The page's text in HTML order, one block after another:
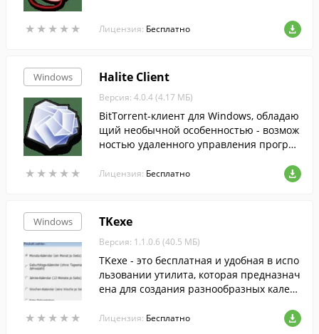
★ ★ ★ ★ ★
★ ★ ★ ★ ★ Лицензия: Бесплатно
Windows
★ ★ ★ ★ ★
★ ★ ★ ★ ★
Halite Client
Версия: 4.0.4 (4.17 МБ)
BitTorrent-клиент для Windows, обладаю
щий необычной особенностью - возмож
ностью удаленного управления програм
Лицензия: Бесплатно
Windows
★ ★ ★ ★ ★
★ ★ ★ ★ ★
TKexe
Версия: 1.1.0.6 (40.5 МБ)
TKexe - это бесплатная и удобная в испо
льзовании утилита, которая предназнач
ена для создания разнообразных кален
Лицензия: Бесплатно